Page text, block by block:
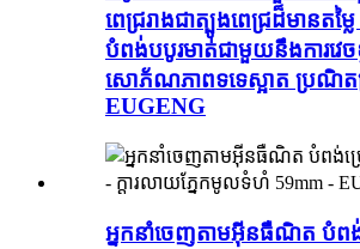
ពេជ្ររាងជាត្បូងពេជ្រដ៏មានតម្ល
បំពង់បបូរមាត់ជាមួយនឹងការវេច
សោភ័ណភាពទទេស្អាត ប្រណិ
EUGENG
អ្នកនាំចេញតាមអ៊ីនធឺណិត បំពង់